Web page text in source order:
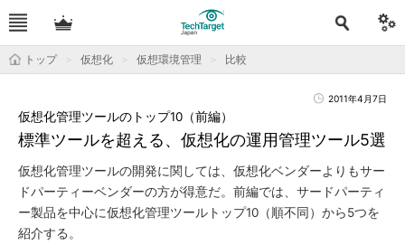
トップ 仮想化 仮想環境管理 比較
2011年4月7日
標準ツールを超える、仮想化の運用管理ツール5選
仮想化管理ツールのトップ10（前編）
仮想化管理ツールの開発に関しては、仮想化ベンダーよりもサー
ドパーティーベンダーの方が得意だ。前編では、サードパーティ
ー製品を中心に仮想化管理ツールトップ10（順不同）から5つを
紹介する。